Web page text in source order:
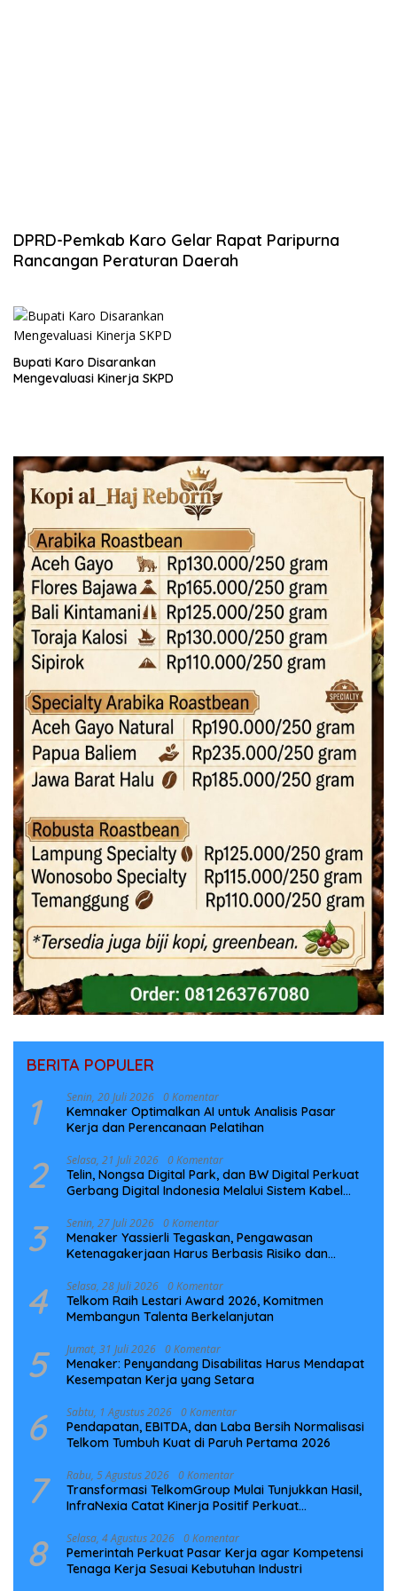
DPRD-Pemkab Karo Gelar Rapat Paripurna
Rancangan Peraturan Daerah
Bupati Karo Disarankan
Mengevaluasi Kinerja SKPD
BERITA POPULER
1 Senin, 20 Juli 2026 0 Komentar
Kemnaker Optimalkan AI untuk Analisis Pasar
Kerja dan Perencanaan Pelatihan
2 Selasa, 21 Juli 2026 0 Komentar
Telin, Nongsa Digital Park, dan BW Digital Perkuat
Gerbang Digital Indonesia Melalui Sistem Kabel
3 Senin, 27 Juli 2026 0 Komentar
Menaker Yassierli Tegaskan, Pengawasan
Ketenagakerjaan Harus Berbasis Risiko dan
4 Selasa, 28 Juli 2026 0 Komentar
Telkom Raih Lestari Award 2026, Komitmen
Membangun Talenta Berkelanjutan
5 Jumat, 31 Juli 2026 0 Komentar
Menaker: Penyandang Disabilitas Harus Mendapat
Kesempatan Kerja yang Setara
6 Sabtu, 1 Agustus 2026 0 Komentar
Pendapatan, EBITDA, dan Laba Bersih Normalisasi
Telkom Tumbuh Kuat di Paruh Pertama 2026
7 Rabu, 5 Agustus 2026 0 Komentar
Transformasi TelkomGroup Mulai Tunjukkan Hasil,
InfraNexia Catat Kinerja Positif Perkuat
8 Selasa, 4 Agustus 2026 0 Komentar
Pemerintah Perkuat Pasar Kerja agar Kompetensi
Tenaga Kerja Sesuai Kebutuhan Industri